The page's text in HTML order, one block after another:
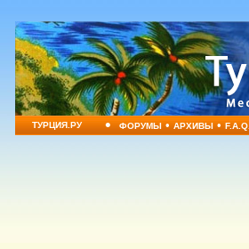
ТУРЦИЯ.РУ • ФОРУМЫ•АРХИВЫ•F.A.Q.